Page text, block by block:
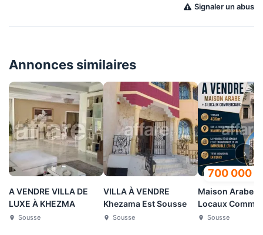
Signaler un abus
Annonces similaires
A VENDRE VILLA DE
LUXE À KHEZMA
Sousse
VILLA À VENDRE
Khezama Est Sousse
Sousse
700 000
Maison Arabe +
Locaux
Hammem
Sousse
›